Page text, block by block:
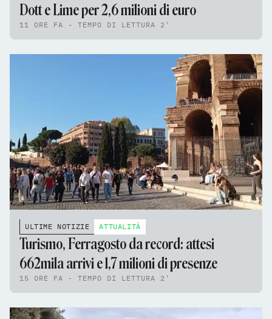
Dott e Lime per 2,6 milioni di euro
11 ORE FA - TEMPO DI LETTURA 2'
ULTIME NOTIZIE ATTUALITÀ
Turismo, Ferragosto da record: attesi
662mila arrivi e 1,7 milioni di presenze
15 ORE FA - TEMPO DI LETTURA 2'